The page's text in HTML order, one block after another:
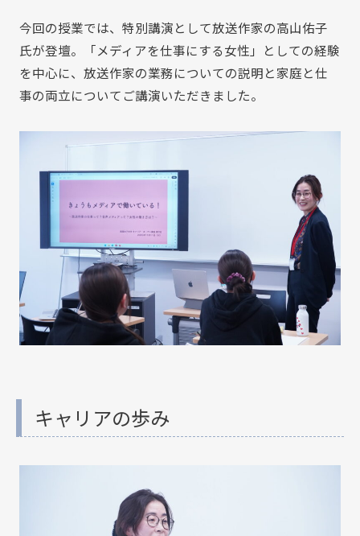
今回の授業では、特別講演として放送作家の高山佑子
氏が登壇。「メディアを仕事にする女性」としての経験
を中心に、放送作家の業務についての説明と家庭と仕
事の両立についてご講演いただきました。
キャリアの歩み